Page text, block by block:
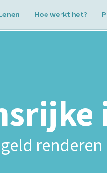
Hoe werkt het?